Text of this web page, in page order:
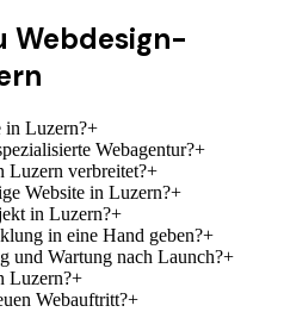
Webdesign-
in Luzern?+
Webagentur?+
Luzern verbreitet?+
Website in Luzern?+
in Luzern?+
in eine Hand geben?+
und Wartung nach Launch?+
Luzern?+
Webauftritt?+